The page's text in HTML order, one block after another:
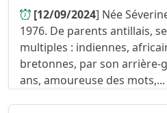
[12/09/2024] Née
1976. De parents antillais,
multiples : indiennes,
bretonnes, par son arrière-
ans, amoureuse des mots,...